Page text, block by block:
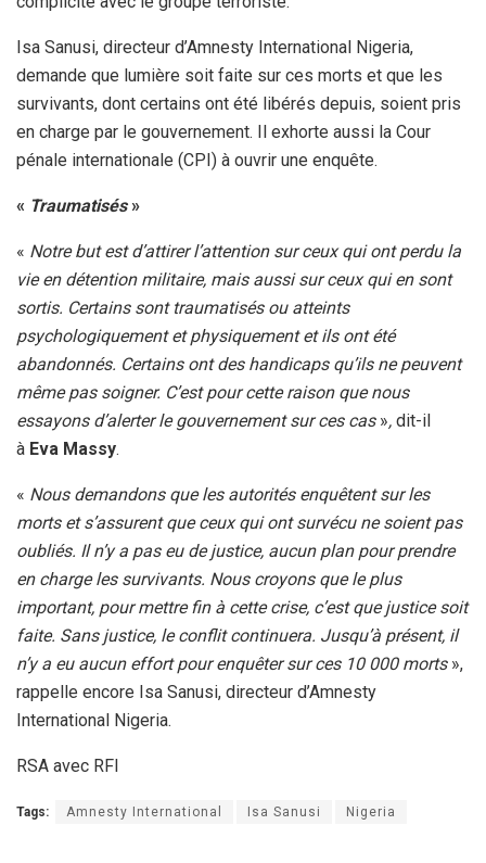
Isa Sanusi, directeur d’Amnesty International Nigeria,
demande que lumière soit faite sur ces morts et que les
survivants, dont certains ont été libérés depuis, soient pris
en charge par le gouvernement. Il exhorte aussi la Cour
pénale internationale (CPI) à ouvrir une enquête.
« Traumatisés»
« Notre but est d’attirer l’attention sur ceux qui ont perdu la
vie en détention militaire, mais aussi sur ceux qui en sont
sortis. Certains sont traumatisés ou atteints
psychologiquement et physiquement et ils ont été
abandonnés. Certains ont des handicaps qu’ils ne peuvent
même pas soigner. C’est pour cette raison que nous
essayons d’alerter le gouvernement sur ces cas», dit-il
à Eva Massy.
« Nous demandons que les autorités enquêtent sur les
morts et s’assurent que ceux qui ont survécu ne soient pas
oubliés. Il n’y a pas eu de justice, aucun plan pour prendre
en charge les survivants. Nous croyons que le plus
important, pour mettre fin à cette crise, c’est que justice soit
faite. Sans justice, le conflit continuera. Jusqu’à présent, il
n’y a eu aucun effort pour enquêter sur ces 10 000 morts»,
rappelle encore Isa Sanusi, directeur d’Amnesty
International Nigeria.
RSA avec RFI
Tags: Amnesty International Isa Sanusi Nigeria